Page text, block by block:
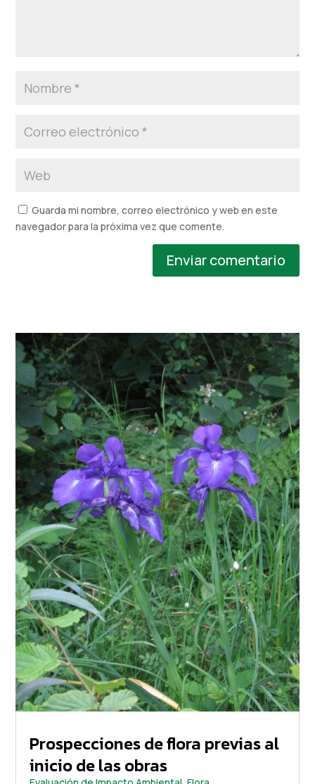
Guarda mi nombre, correo electrónico y web en este
navegador para la próxima vez que comente.
Enviar comentario
Prospecciones de flora previas al
inicio de las obras